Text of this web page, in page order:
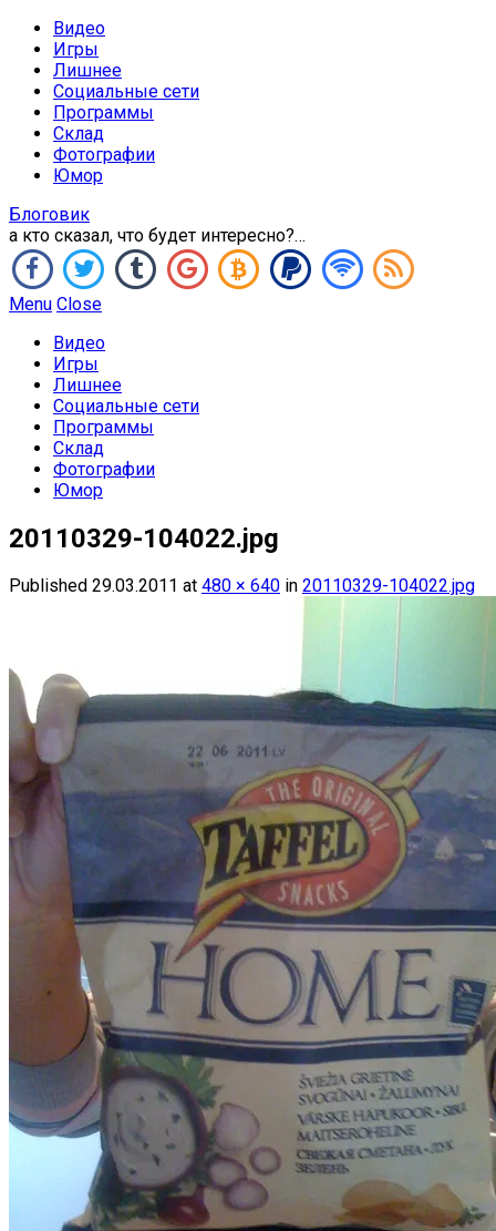
Видео
Игры
Лишнее
Социальные сети
Программы
Склад
Фотографии
Юмор
Блоговик
а кто сказал, что будет интересно?…
Menu Close
Видео
Игры
Лишнее
Социальные сети
Программы
Склад
Фотографии
Юмор
20110329-104022.jpg
Published 29.03.2011 at 480 × 640 in 20110329-104022.jpg